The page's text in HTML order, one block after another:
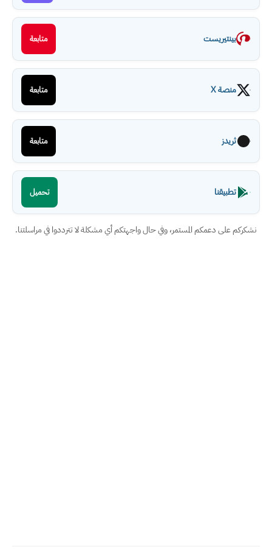
بينتيريست متابعة
منصة X متابعة
ثريدز متابعة
تطبيقنا تحميل
نشكركم على دعمكم المستمر، وفي حال واجهتكم أي مشكلة لا تترددوا في مراسلتنا.